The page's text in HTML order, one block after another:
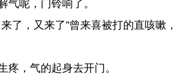
呢，门铃响了。
了，又来了”曾来喜被打的直咳嗽，
，气的起身去开门。